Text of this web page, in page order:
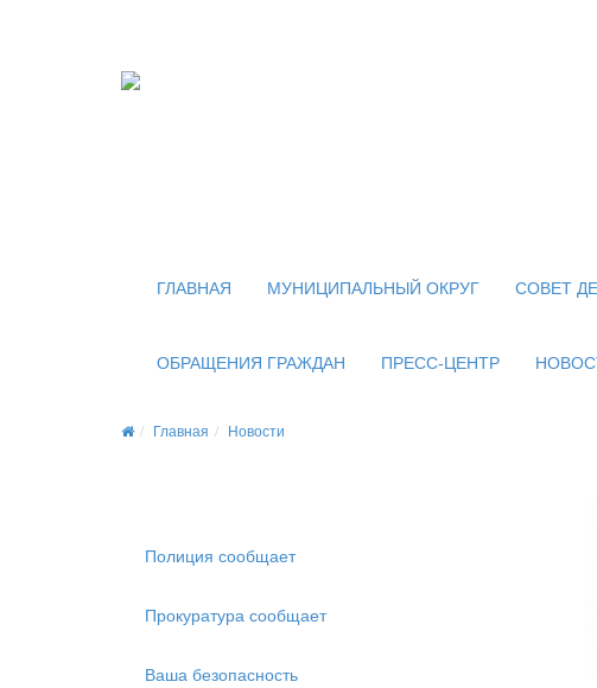
ГЛАВНАЯ МУНИЦИПАЛЬНЫЙ ОКРУГ СОВЕТ
ОБРАЩЕНИЯ ГРАЖДАН ПРЕСС-ЦЕНТР
Главная Новости
Полиция сообщает
Прокуратура сообщает
Ваша безопасность